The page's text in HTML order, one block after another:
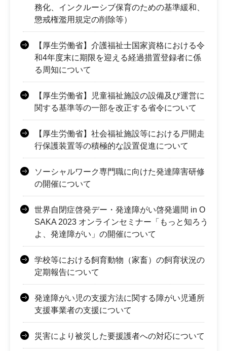
務化、インクルーシブ保育のための基準緩和、
懲戒権濫用規定の削除等）
【厚生労働省】介護福祉士国家資格における令
和4年度末に期限を迎える経過措置登録者に係
る周知について
【厚生労働省】児童福祉施設の設備及び運営に
関する基準等の一部を改正する省令について
【厚生労働省】社会福祉施設等における戸開走
行保護装置等の積極的な設置促進について
ソーシャルワーク専門職に向けた発達障害研修
の開催について
世界自閉症啓発デー・発達障がい啓発週間 in O
SAKA 2023 オンラインセミナー「もっと知ろう
よ、発達障がい」の開催について
学校等における飼育動物（家畜）の飼育状況の
定期報告について
発達障がい児の支援方法に関する障がい児通所
支援事業者の支援について
災害により被災した要援護者への対応について